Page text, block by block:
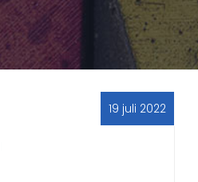
19 juli 2022